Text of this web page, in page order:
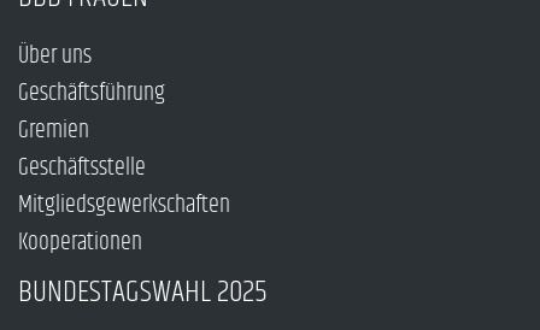
Über uns
Geschäftsführung
Gremien
Geschäftsstelle
Mitgliedsgewerkschaften
Kooperationen
BUNDESTAGSWAHL 2025